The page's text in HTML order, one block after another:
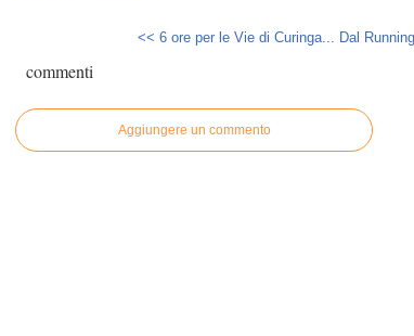
<< 6 ore per le Vie di Curinga... Dal
commenti
Aggiungere un commento